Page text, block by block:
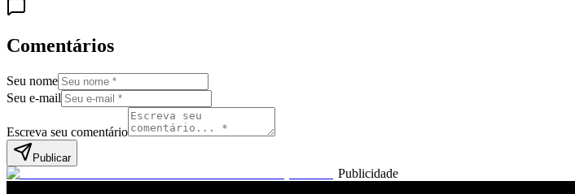
Comentários
Seu nome
Seu e-mail
Escreva seu comentário
Publicar
Publicidade